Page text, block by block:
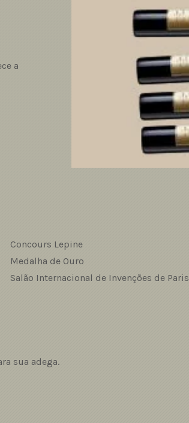
a
Concours Lepine
Medalha de Ouro
Salão Internacional de Invenções de Paris
sua adega.